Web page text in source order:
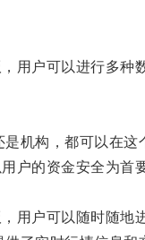
户可以进行多种数
构，都可以在这
的资金安全为首要
户可以随时随地进